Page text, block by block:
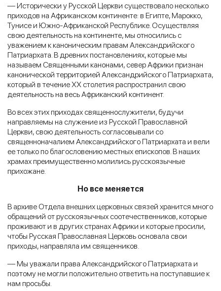
— Исторически у Русской Церкви существовало несколько
приходов на Африканском континенте: в Египте, Марокко,
Тунисе и Южно-Африканской Республике. Осуществляя
свою деятельность на континенте, мы относились с
уважением к каноническим правам Александрийского
Патриархата. В древних постановлениях, которые мы
называем Священными канонами, север Африки признан
канонической территорией Александрийского Патриархата,
который в течение ХХ столетия распространил свою
деятельность на весь Африканский континент.
Во всех этих приходах священнослужители, будучи
направляемы на служение из Русской Православной
Церкви, свою деятельность согласовывали со
священноначалием Александрийского Патриархата и вели
ее только по благословению местных епископов. В наших
храмах преимущественно молились русскоязычные
прихожане.
Но все меняется
В архиве Отдела внешних церковных связей хранится много
обращений от русскоязычных соотечественников, которые
проживают и в других странах Африки и которые просили,
чтобы Русская Православная Церковь основала свои
приходы, направляла им священников.
— Мы уважали права Александрийского Патриархата и
поэтому не могли положительно ответить на поступавшие к
нам просьбы.